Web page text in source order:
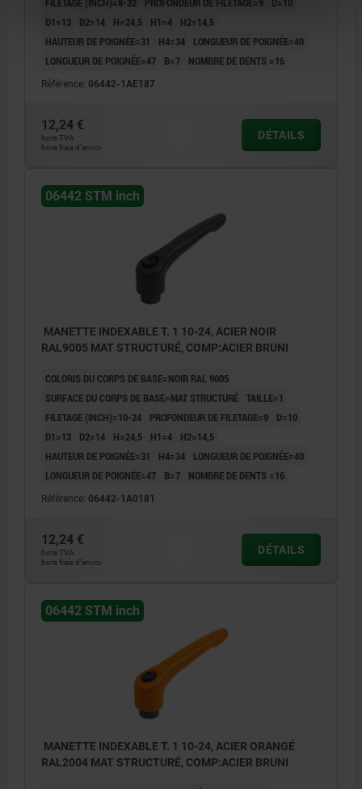
D1=13
D2=14 H=24,5 H1=4
H2=14,5
HAUTEUR DE POIGNÉE=31
H4=34
LONGUEUR DE POIGNÉE=40
LONGUEUR DE POIGNÉE=47
B=7 NOMBRE DE DENTS =16
Référence: 06442-1AE187
12,24 €
hors TVA
hors frais d’envoi
DÉTAILS
06442 STM inch
MANETTE INDEXABLE T. 1 10-24, ACIER NOIR
RAL9005 MAT STRUCTURÉ, COMP:ACIER BRUNI
COLORIS DU CORPS DE BASE=NOIR RAL 9005
SURFACE DU CORPS DE BASE=MAT STRUCTURÉ TAILLE=1
FILETAGE (INCH)=10-24
PROFONDEUR DE FILETAGE=9
D=10
D1=13
D2=14 H=24,5 H1=4
H2=14,5
HAUTEUR DE POIGNÉE=31
H4=34
LONGUEUR DE POIGNÉE=40
LONGUEUR DE POIGNÉE=47
B=7 NOMBRE DE DENTS =16
Référence: 06442-1A0181
12,24 €
hors TVA
hors frais d’envoi
DÉTAILS
06442 STM inch
MANETTE INDEXABLE T. 1 10-24, ACIER ORANGÉ
RAL2004 MAT STRUCTURÉ, COMP:ACIER BRUNI